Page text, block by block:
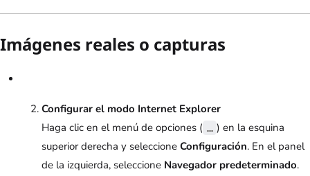
Imágenes reales o capturas
Configurar el modo Internet Explorer
Haga clic en el menú de opciones ( … ) en la esquina
superior derecha y seleccione Configuración. En el panel
de la izquierda, seleccione Navegador predeterminado.